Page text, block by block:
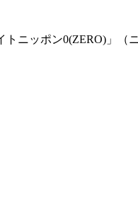
ニッポン0(ZERO)」